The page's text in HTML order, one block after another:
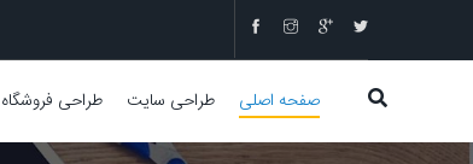
صفحه اصلی طراحی سایت طراحی فروشگاه